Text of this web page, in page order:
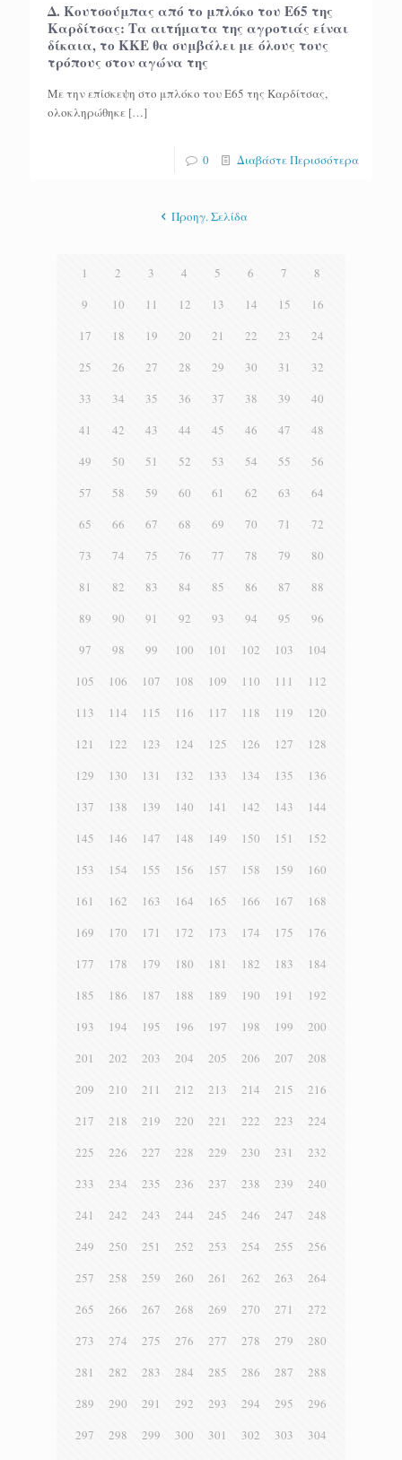
Δ. Κουτσούμπας από το μπλόκο του Ε65 της
Καρδίτσας: Τα αιτήματα της αγροτιάς είναι
δίκαια, το ΚΚΕ θα συμβάλει με όλους τους
τρόπους στον αγώνα της
Με την επίσκεψη στο μπλόκο του Ε65 της Καρδίτσας,
ολοκληρώθηκε […]
0 Διαβάστε Περισσότερα
Προηγ. Σελίδα
1 2 3 4 5 6 7
8
9
10 11 12 13 14 15
16
17
18 19 20 21 22 23
24
25
26 27 28 29 30 31
32
33
34 35 36 37 38 39
40
41
42 43 44 45 46 47
48
49
50 51 52 53 54 55
56
57
58 59 60 61 62 63
64
65
66 67 68 69 70 71
72
73
74 75 76 77 78 79
80
81
82 83 84 85 86 87
88
89
90 91 92 93 94 95
96
97
98 99 100 101 102 103
104
105
106 107 108 109 110 111
112
113
114 115 116 117 118 119
120
121
122 123 124 125 126 127
128
129
130 131 132 133 134 135
136
137
138 139 140 141 142 143
144
145
146 147 148 149 150 151
152
153
154 155 156 157 158 159
160
161
162 163 164 165 166 167
168
169
170 171 172 173 174 175
176
177
178 179 180 181 182 183
184
185
186 187 188 189 190 191
192
193
194 195 196 197 198 199
200
201
202 203 204 205 206 207
208
209
210 211 212 213 214 215
216
217
218 219 220 221 222 223
224
225
226 227 228 229 230 231
232
233
234 235 236 237 238 239
240
241
242 243 244 245 246 247
248
249
250 251 252 253 254 255
256
257
258 259 260 261 262 263
264
265
266 267 268 269 270 271
272
273
274 275 276 277 278 279
280
281
282 283 284 285 286 287
288
289
290 291 292 293 294 295
296
297
298 299 300 301 302 303
304